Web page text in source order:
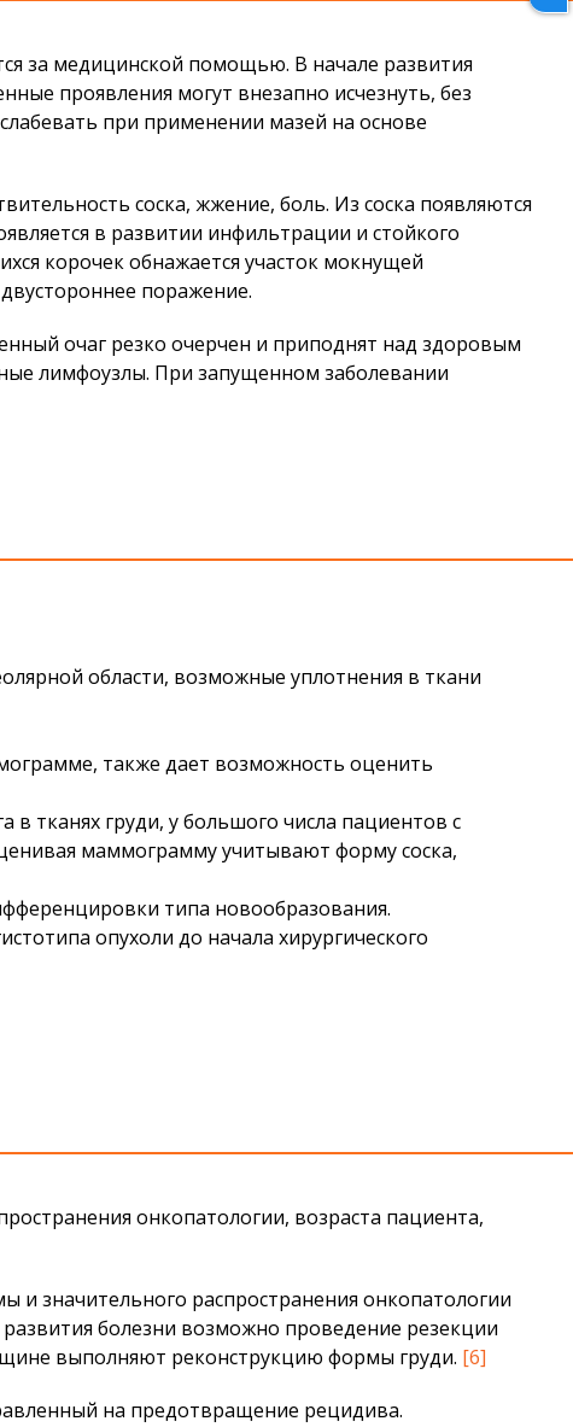
за медицинской помощью. В начале развития
проявления могут внезапно исчезнуть, без
при применении мазей на основе
соска, жжение, боль. Из соска появляются
в развитии инфильтрации и стойкого
корочек обнажается участок мокнущей
поражение.
очаг резко очерчен и приподнят над здоровым
лимфоузлы. При запущенном заболевании
области, возможные уплотнения в ткани
также дает возможность оценить
тканях груди, у большого числа пациентов с
маммограмму учитывают форму соска,
типа новообразования.
опухоли до начала хирургического
онкопатологии, возраста пациента,
и значительного распространения онкопатологии
болезни возможно проведение резекции
выполняют реконструкцию формы груди. [6]
на предотвращение рецидива.